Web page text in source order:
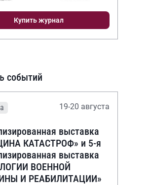
Купить журнал
событий
19-20 августа
выставка
КАТАСТРОФ» и 5-я
выставка
ВОЕННОЙ
И РЕАБИЛИТАЦИИ»